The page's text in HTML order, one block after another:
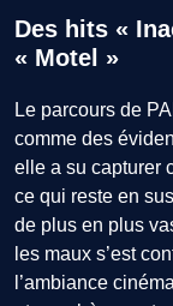
Des hits «
« Motel »
Le parcours de
comme des
elle a su capturer
ce qui reste en
de plus en plus
les maux s’est
l’ambiance